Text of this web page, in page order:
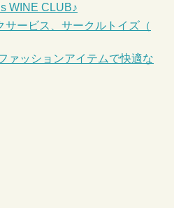
WINE CLUB♪
サービス、サークルトイズ（
ァッションアイテムで快適な